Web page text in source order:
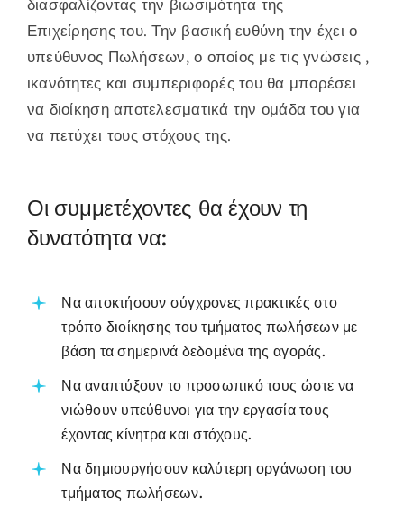
διασφαλίζοντας την βιωσιμότητα της
Επιχείρησης του. Την βασική ευθύνη την έχει ο
υπεύθυνος Πωλήσεων, ο οποίος με τις γνώσεις ,
ικανότητες και συμπεριφορές του θα μπορέσει
να διοίκηση αποτελεσματικά την ομάδα του για
να πετύχει τους στόχους της.
Οι συμμετέχοντες θα έχουν τη
δυνατότητα να:
Να αποκτήσουν σύγχρονες πρακτικές στο
τρόπο διοίκησης του τμήματος πωλήσεων με
βάση τα σημερινά δεδομένα της αγοράς.
Να αναπτύξουν το προσωπικό τους ώστε να
νιώθουν υπεύθυνοι για την εργασία τους
έχοντας κίνητρα και στόχους.
Να δημιουργήσουν καλύτερη οργάνωση του
τμήματος πωλήσεων.